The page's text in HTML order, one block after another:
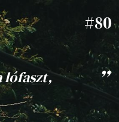
#80
lófaszt,